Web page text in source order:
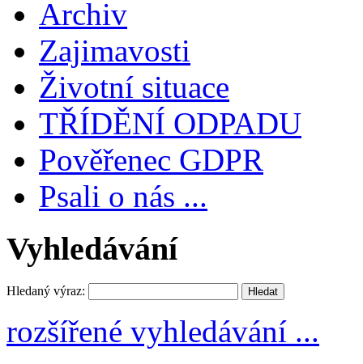
Archiv
Zajimavosti
Životní situace
TŘÍDĚNÍ ODPADU
Pověřenec GDPR
Psali o nás ...
Vyhledávání
Hledaný výraz:
rozšířené vyhledávání ...